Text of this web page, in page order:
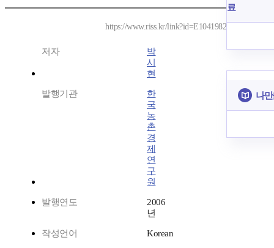
https://www.riss.kr/link?id=E1041982
저자
박
시
현
발행기관
한
국
농
촌
경
제
연
구
원
발행연도
2006
년
작성언어 Korean
료
나